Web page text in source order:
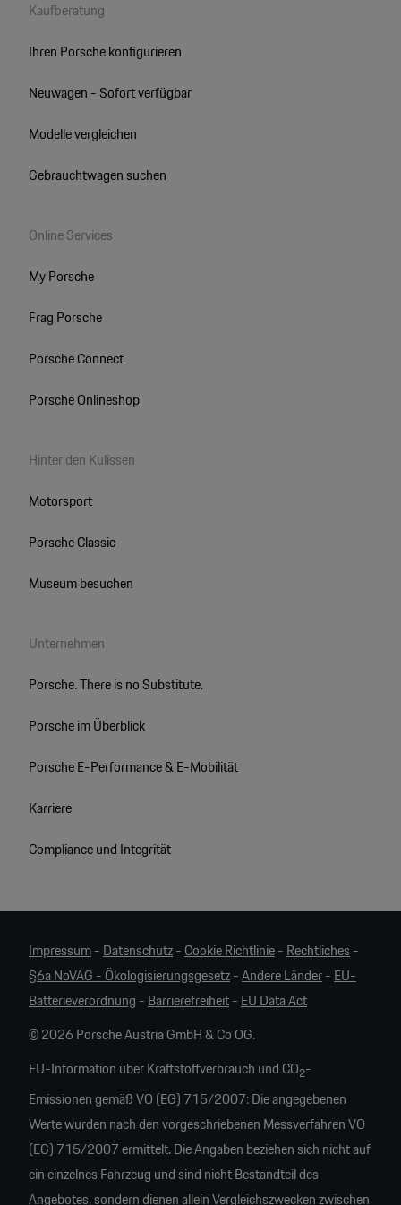
Kaufberatung
Ihren Porsche konfigurieren
Neuwagen - Sofort verfügbar
Modelle vergleichen
Gebrauchtwagen suchen
Online Services
My Porsche
Frag Porsche
Porsche Connect
Porsche Onlineshop
Hinter den Kulissen
Motorsport
Porsche Classic
Museum besuchen
Unternehmen
Porsche. There is no Substitute.
Porsche im Überblick
Porsche E-Performance & E-Mobilität
Karriere
Compliance und Integrität
Impressum-Datenschutz-Cookie Richtlinie-Rechtliches-
§6a NoVAG - Ökologisierungsgesetz-Andere Länder-EU-
Batterieverordnung -Barrierefreiheit-EU Data Act
© 2026 Porsche Austria GmbH & Co OG.
EU-Information über Kraftstoffverbrauch und CO2-
Emissionen gemäß VO (EG) 715/2007: Die angegebenen
Werte wurden nach den vorgeschriebenen Messverfahren VO
(EG) 715/2007 ermittelt. Die Angaben beziehen sich nicht auf
ein einzelnes Fahrzeug und sind nicht Bestandteil des
Angebotes, sondern dienen allein Vergleichszwecken zwischen